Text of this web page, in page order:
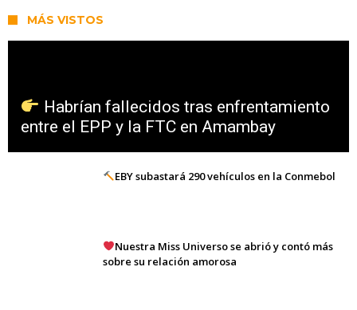
MÁS VISTOS
Habrían fallecidos tras enfrentamiento
entre el EPP y la FTC en Amambay
EBY subastará 290 vehículos en la Conmebol
Nuestra Miss Universo se abrió y contó más
sobre su relación amorosa